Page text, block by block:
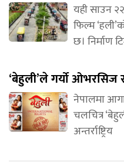
यही साउन
फिल्म
छ। निर्माण
‘बेहुली’ले गर्यो ओभरसिज
नेपालमा
चलचित्र
अन्तर्राष्ट्रिय